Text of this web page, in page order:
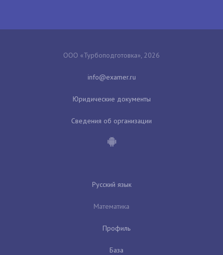
ООО «Турбоподготовка», 2026
Юридические документы
Сведения об организации
Русский язык
Математика
Профиль
База